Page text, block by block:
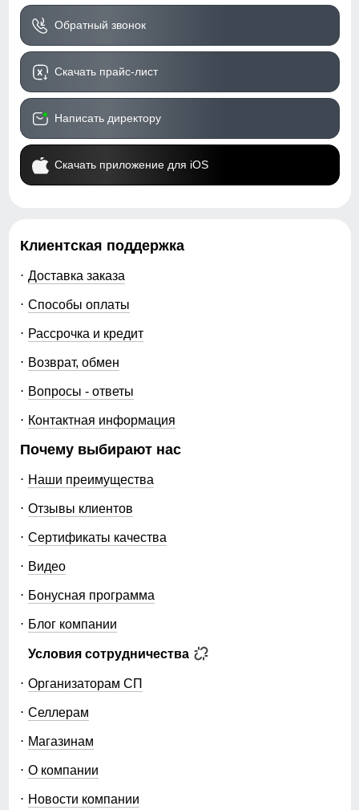
Обратный звонок
Скачать прайс-лист
Написать директору
Скачать приложение для iOS
Клиентская поддержка
Доставка заказа
Способы оплаты
Рассрочка и кредит
Возврат, обмен
Вопросы - ответы
Контактная информация
Почему выбирают нас
Наши преимущества
Отзывы клиентов
Сертификаты качества
Видео
Бонусная программа
Блог компании
Условия сотрудничества
Организаторам СП
Селлерам
Магазинам
О компании
Новости компании